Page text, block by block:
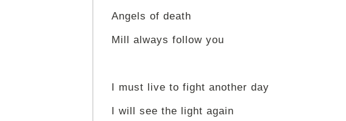
Angels of death
Mill always follow you
I must live to fight another day
I will see the light again